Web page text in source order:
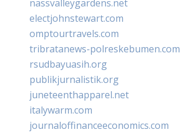
nassvalleygardens.net
electjohnstewart.com
omptourtravels.com
tribratanews-polreskebumen.com
rsudbayuasih.org
publikjurnalistik.org
juneteenthapparel.net
italywarm.com
journaloffinanceeconomics.com